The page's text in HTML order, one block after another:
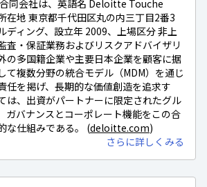
同会社は、英語名 Deloitte Touche
在地 東京都千代田区丸の内三丁目2番3
ディング、設立年 2009、上場区分 非上
査・保証業務およびリスクアドバイザリ
の多国籍企業や主要日本企業を顧客に据
て複数分野の統合モデル（MDM）を通じ
任を掲げ、長期的な価値創造を追求す
は、出資がパートナーに限定されたグル
ガバナンスとコーポレート機能をこの合
な仕組みである。 (deloitte.com)
さらに詳しくみる